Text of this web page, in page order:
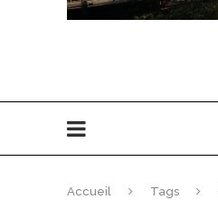
Accueil Tags